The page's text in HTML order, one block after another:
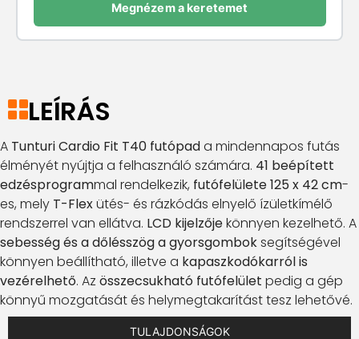
Megnézem a keretemet
LEÍRÁS
A Tunturi Cardio Fit T40 futópada mindennapos futás
élményét nyújtja a felhasználó számára. 41 beépített
edzésprogrammal rendelkezik, futófelülete 125 x 42 cm-
es, mely T-Flexütés- és rázkódás elnyelő ízületkímélő
rendszerrel van ellátva. LCD kijelzőjekönnyen kezelhető. A
sebesség és a dőlésszög a gyorsgomboksegítségével
könnyen beállítható, illetve a kapaszkodókarról is
vezérelhető. Az összecsukható futófelület pedig a gép
könnyű mozgatását és helymegtakarítást tesz lehetővé.
TULAJDONSÁGOK